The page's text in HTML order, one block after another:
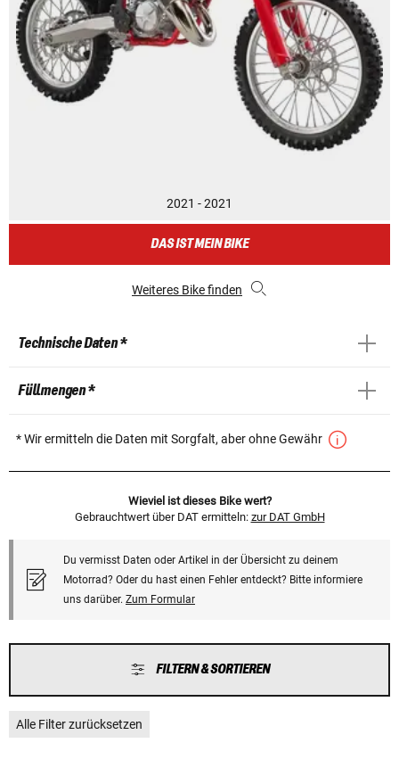
2021 - 2021
DAS IST MEIN BIKE
Weiteres Bike finden
Technische Daten *
Füllmengen *
* Wir ermitteln die Daten mit Sorgfalt, aber ohne Gewähr
Wieviel ist dieses Bike wert?
Gebrauchtwert über DAT ermitteln: zur DAT GmbH
Du vermisst Daten oder Artikel in der Übersicht zu deinem
Motorrad? Oder du hast einen Fehler entdeckt? Bitte informiere
uns darüber. Zum Formular
FILTERN & SORTIEREN
Alle Filter zurücksetzen